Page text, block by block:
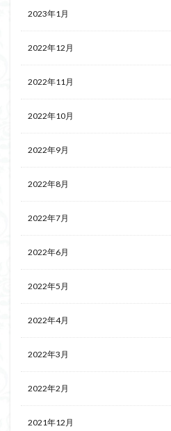
2023年1月
2022年12月
2022年11月
2022年10月
2022年9月
2022年8月
2022年7月
2022年6月
2022年5月
2022年4月
2022年3月
2022年2月
2021年12月